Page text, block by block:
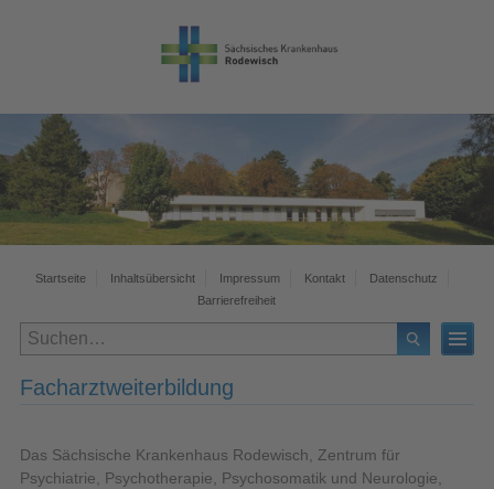
Startseite Inhaltsübersicht Impressum Kontakt
Datenschutz
Barrierefreiheit
Facharztweiterbildung
Das Sächsische Krankenhaus Rodewisch, Zentrum für
Psychiatrie, Psychotherapie, Psychosomatik und Neurologie,